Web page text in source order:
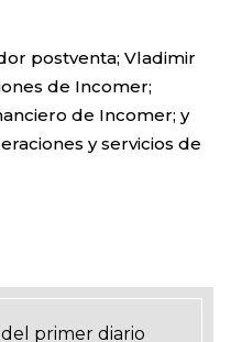
postventa; Vladimir
de Incomer;
de Incomer; y
y servicios de
primer diario